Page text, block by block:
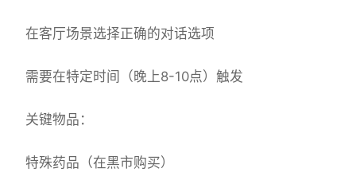
在客厅场景选择正确的对话选项
需要在特定时间（晚上8-10点）触发
关键物品：
特殊药品（在黑市购买）